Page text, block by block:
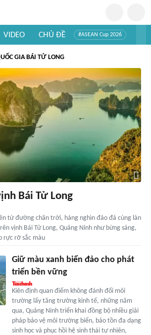
VIDEO CHỦ ĐỀ #ASEAN Cup 2026
GIA BÁI TỬ LONG
Bái Tử Long
từ đường chân trời, hàng nghìn đảo đá cùng làn
vịnh Bái Tử Long, Quảng Ninh như bừng sáng,
rực rỡ sắc màu
Giữ màu xanh biển đảo cho phát
triển bền vững
Kiên định quan điểm không đánh đổi môi
trường lấy tăng trưởng kinh tế, những năm
qua, Quảng Ninh triển khai đồng bộ nhiều giải
pháp bảo vệ môi trường biển, bảo tồn đa dạng
sinh học và phục hồi hệ sinh thái tự nhiên,